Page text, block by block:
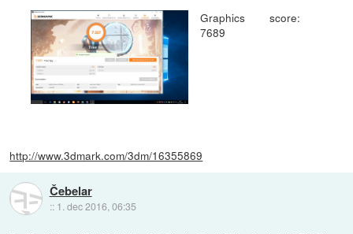
Graphics score:
7689
http://www.3dmark.com/3dm/16355869
Čebelar
:: 1. dec 2016, 06:35